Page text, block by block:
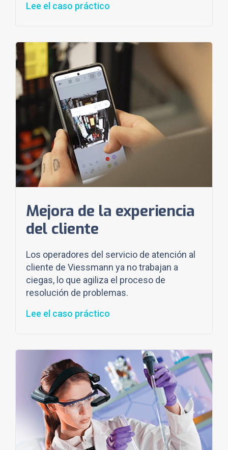
Lee el caso práctico
Mejora de la experiencia
del cliente
Los operadores del servicio de atención al
cliente de Viessmann ya no trabajan a
ciegas, lo que agiliza el proceso de
resolución de problemas.
Lee el caso práctico